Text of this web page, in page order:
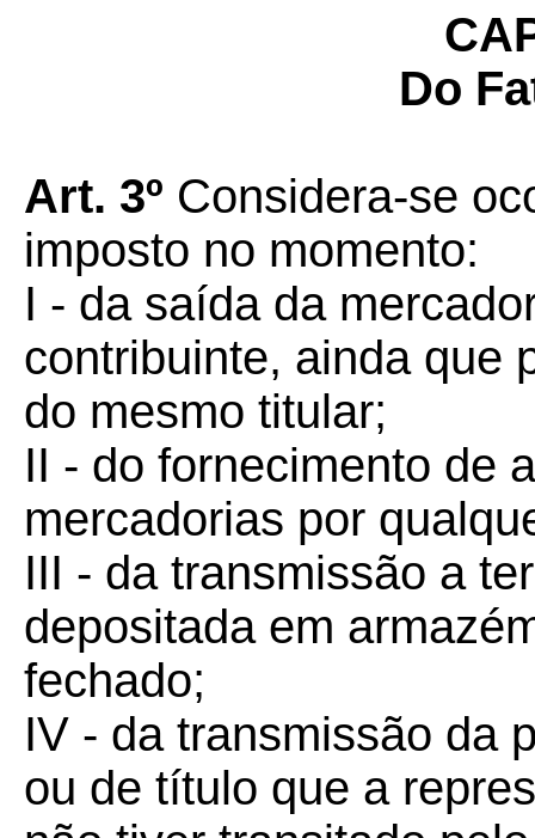
Do
Art. 3º Considera-se
imposto no momento:
I - da saída da
contribuinte, ainda que
do mesmo titular;
II - do fornecimento de
mercadorias por
III - da transmissão a
depositada em
fechado;
IV - da transmissão da
ou de título que a